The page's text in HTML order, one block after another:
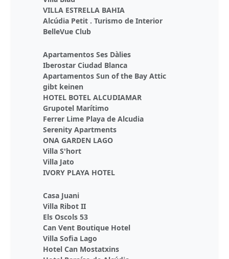
VILLA ESTRELLA BAHIA
Alcúdia Petit . Turismo de Interior
BelleVue Club
Apartamentos Ses Dàlies
Iberostar Ciudad Blanca
Apartamentos Sun of the Bay Attic
gibt keinen
HOTEL BOTEL ALCUDIAMAR
Grupotel Marítimo
Ferrer Lime Playa de Alcudia
Serenity Apartments
ONA GARDEN LAGO
Villa S'hort
Villa Jato
IVORY PLAYA HOTEL
Casa Juani
Villa Ribot II
Els Oscols 53
Can Vent Boutique Hotel
Villa Sofia Lago
Hotel Can Mostatxins